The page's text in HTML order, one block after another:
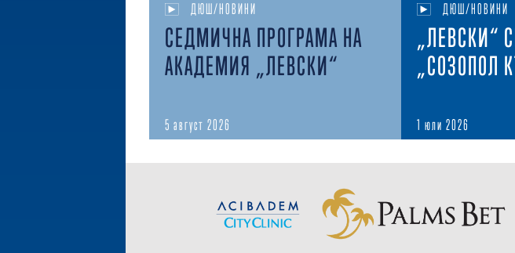
ДЮШ/НОВИНИ
СЕДМИЧНА ПРОГРАМА НА
АКАДЕМИЯ „ЛЕВСКИ“
5 август 2026
ДЮШ/НОВИНИ
„ЛЕВСКИ“
„СОЗОПОЛ
1 юли 2026